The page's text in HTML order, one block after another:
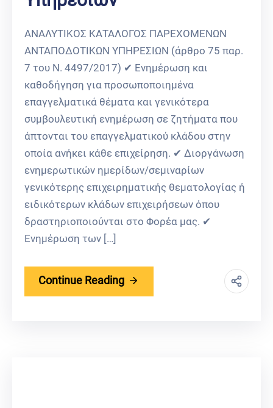
ΑΝΑΛΥΤΙΚΟΣ ΚΑΤΑΛΟΓΟΣ ΠΑΡΕΧΟΜΕΝΩΝ
ΑΝΤΑΠΟΔΟΤΙΚΩΝ ΥΠΗΡΕΣΙΩΝ (άρθρο 75 παρ.
7 του Ν. 4497/2017) ✔ Ενημέρωση και
καθοδήγηση για προσωποποιημένα
επαγγελματικά θέματα και γενικότερα
συμβουλευτική ενημέρωση σε ζητήματα που
άπτονται του επαγγελματικού κλάδου στην
οποία ανήκει κάθε επιχείρηση. ✔ Διοργάνωση
ενημερωτικών ημερίδων/σεμιναρίων
γενικότερης επιχειρηματικής θεματολογίας ή
ειδικότερων κλάδων επιχειρήσεων όπου
δραστηριοποιούνται στο Φορέα μας. ✔
Ενημέρωση των […]
Continue Reading